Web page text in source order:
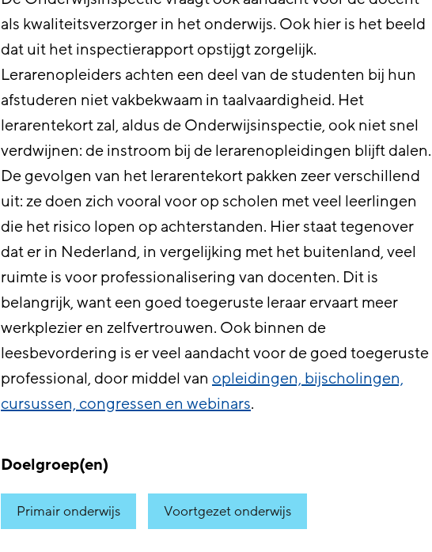
als kwaliteitsverzorger in het onderwijs. Ook hier is het beeld
dat uit het inspectierapport opstijgt zorgelijk.
Lerarenopleiders achten een deel van de studenten bij hun
afstuderen niet vakbekwaam in taalvaardigheid. Het
lerarentekort zal, aldus de Onderwijsinspectie, ook niet snel
verdwijnen: de instroom bij de lerarenopleidingen blijft dalen.
De gevolgen van het lerarentekort pakken zeer verschillend
uit: ze doen zich vooral voor op scholen met veel leerlingen
die het risico lopen op achterstanden. Hier staat tegenover
dat er in Nederland, in vergelijking met het buitenland, veel
ruimte is voor professionalisering van docenten. Dit is
belangrijk, want een goed toegeruste leraar ervaart meer
werkplezier en zelfvertrouwen. Ook binnen de
leesbevordering is er veel aandacht voor de goed toegeruste
professional, door middel van opleidingen, bijscholingen,
cursussen, congressen en webinars.
Doelgroep(en)
Primair onderwijs Voortgezet onderwijs